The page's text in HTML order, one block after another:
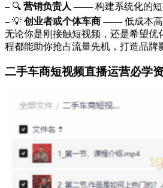
– 🔍 营销负责人 —— 构建系统化的短
– 💡 创业者或个体车商 —— 低成本高
无论你是刚接触短视频，还是希望优
程都能助你抢占流量先机，打造品牌
二手车商短视频直播运营必学